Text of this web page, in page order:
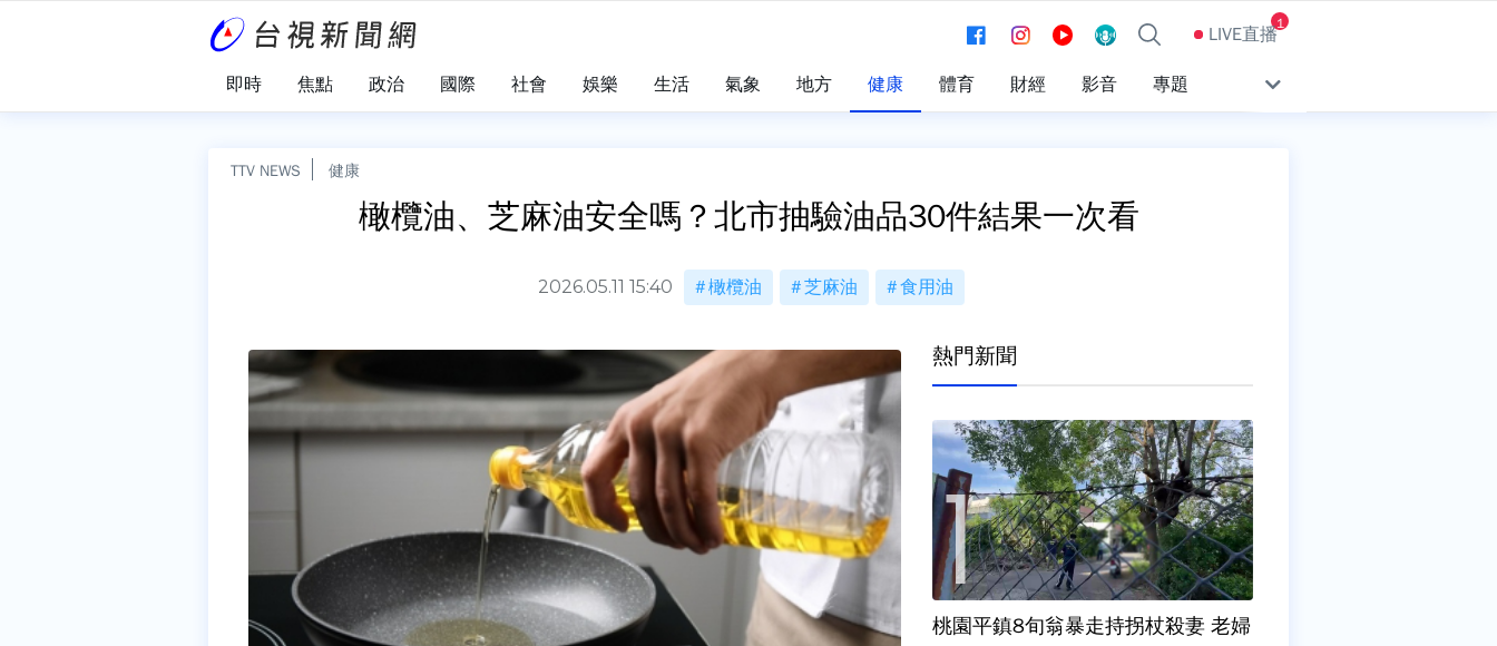
LIVE直播1
即時 焦點 政治 國際 社會 娛樂 生活 氣象 地方 健康 體育 財經 影音 專題
TTV NEWS 健康
橄欖油、芝麻油安全嗎？北市抽驗油品30件結果一次看
2026.05.11 15:40 橄欖油 芝麻油 食用油
熱門新聞
桃園平鎮8旬翁暴走持拐杖殺妻 老婦